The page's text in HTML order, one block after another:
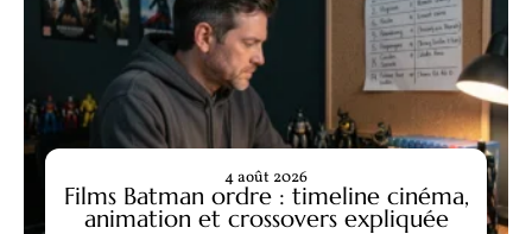
Films Batman ordre : timeline cinéma,
animation et crossovers expliquée
4 août 2026